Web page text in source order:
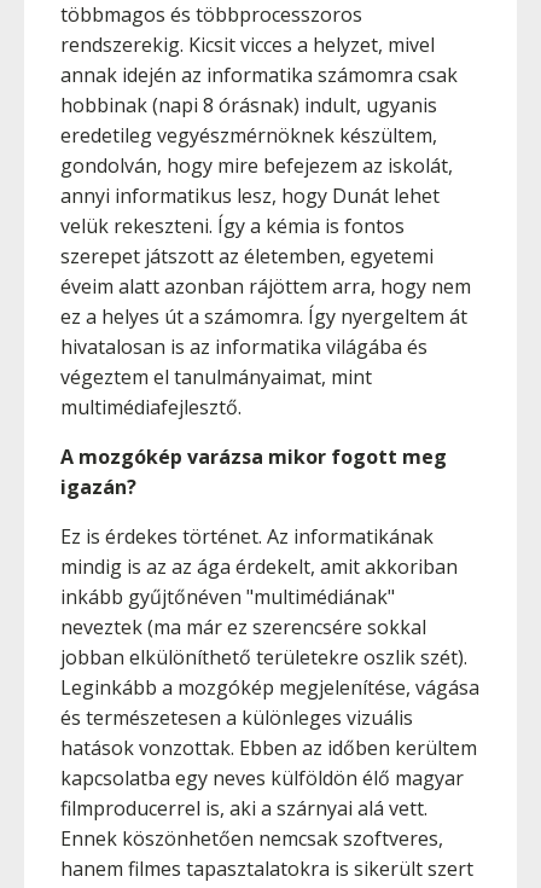
többmagos és többprocesszoros
rendszerekig. Kicsit vicces a helyzet, mivel
annak idején az informatika számomra csak
hobbinak (napi 8 órásnak) indult, ugyanis
eredetileg vegyészmérnöknek készültem,
gondolván, hogy mire befejezem az iskolát,
annyi informatikus lesz, hogy Dunát lehet
velük rekeszteni. Így a kémia is fontos
szerepet játszott az életemben, egyetemi
éveim alatt azonban rájöttem arra, hogy nem
ez a helyes út a számomra. Így nyergeltem át
hivatalosan is az informatika világába és
végeztem el tanulmányaimat, mint
multimédiafejlesztő.
A mozgókép varázsa mikor fogott meg
igazán?
Ez is érdekes történet. Az informatikának
mindig is az az ága érdekelt, amit akkoriban
inkább gyűjtőnéven "multimédiának"
neveztek (ma már ez szerencsére sokkal
jobban elkülöníthető területekre oszlik szét).
Leginkább a mozgókép megjelenítése, vágása
és természetesen a különleges vizuális
hatások vonzottak. Ebben az időben kerültem
kapcsolatba egy neves külföldön élő magyar
filmproducerrel is, aki a szárnyai alá vett.
Ennek köszönhetően nemcsak szoftveres,
hanem filmes tapasztalatokra is sikerült szert